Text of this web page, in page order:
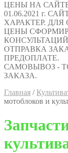
ЦЕНЫ НА
01.06.2021 г.
ХАРАКТЕР.
ЦЕНЫ
КОНСУЛЬТАЦИЙ -
ОТПРАВКА
ПРЕДОПЛАТЕ.
САМОВЫВОЗ -
ЗАКАЗА.
Главная /
мотоблоков и